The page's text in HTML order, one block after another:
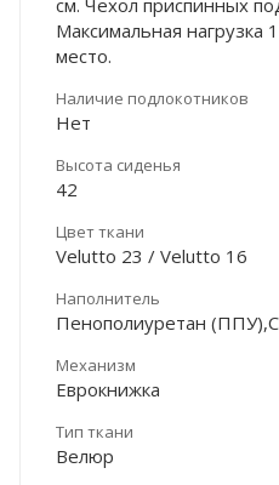
Максимальная нагрузка
место.
Наличие подлокотников
Нет
Высота сиденья
42
Цвет ткани
Velutto 23 / Velutto 16
Наполнитель
Пенополиуретан
Механизм
Еврокнижка
Тип ткани
Велюр